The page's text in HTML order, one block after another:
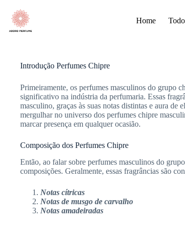
para
conteúdo
Home
Introdução Perfumes Chipre
Primeiramente, os perfumes masculinos do grupo
significativo na indústria da perfumaria. Essas
masculino, graças às suas notas distintas e aura de
mergulhar no universo dos perfumes chipre
marcar presença em qualquer ocasião.
Composição dos Perfumes Chipre
Então, ao falar sobre perfumes masculinos do
composições. Geralmente, essas fragrâncias são
Notas cítricas
Notas de musgo de carvalho
Notas amadeiradas